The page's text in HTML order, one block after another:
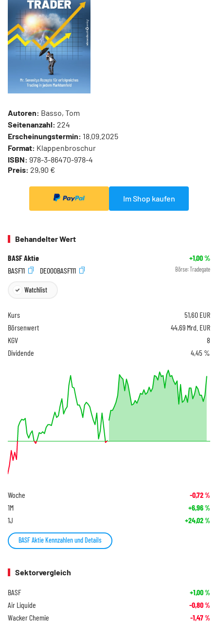
Autoren: Basso, Tom
Seitenanzahl: 224
Erscheinungstermin: 18.09.2025
Format: Klappenbroschur
ISBN: 978-3-86470-978-4
Preis: 29,90 €
Im Shop kaufen
Behandelter Wert
BASF Aktie +1,00%
BASF11
DE000BASF111 Börse: Tradegate
Watchlist
Kurs 51,60 EUR
Börsenwert
44,69 Mrd. EUR
KGV
8
Dividende
4,45 %
Woche -0,72%
1M +6,96%
1J +24,02%
BASF Aktie Kennzahlen und Details
Sektorvergleich
BASF +1,00%
Air Liquide -0,80%
Wacker Chemie -1,47%